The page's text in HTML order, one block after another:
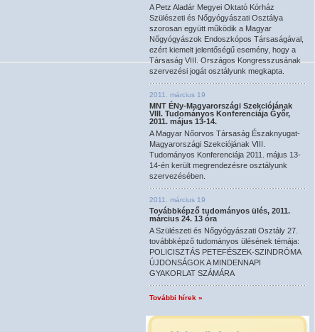
A Petz Aladár Megyei Oktató Kórház
Szülészeti és Nőgyógyászati Osztálya
szorosan együtt működik a Magyar
Nőgyógyászok Endoszkópos Társaságával,
ezért kiemelt jelentőségű esemény, hogy a
Társaság VIII. Országos Kongresszusának
szervezési jogát osztályunk megkapta.
2011. március 19
MNT ÉNy-Magyarországi Szekciójának
VIII. Tudományos Konferenciája Győr,
2011. május 13-14.
A Magyar Nőorvos Társaság Északnyugat-
Magyarországi Szekciójának VIII.
Tudományos Konferenciája 2011. május 13-
14-én került megrendezésre osztályunk
szervezésében.
2011. március 19
Továbbképző tudományos ülés, 2011.
március 24. 13 óra
A Szülészeti és Nőgyógyászati Osztály 27.
továbbképző tudományos ülésének témája:
POLICISZTÁS PETEFÉSZEK-SZINDRÓMA
ÚJDONSÁGOK A MINDENNAPI
GYAKORLAT SZÁMÁRA
További hírek »